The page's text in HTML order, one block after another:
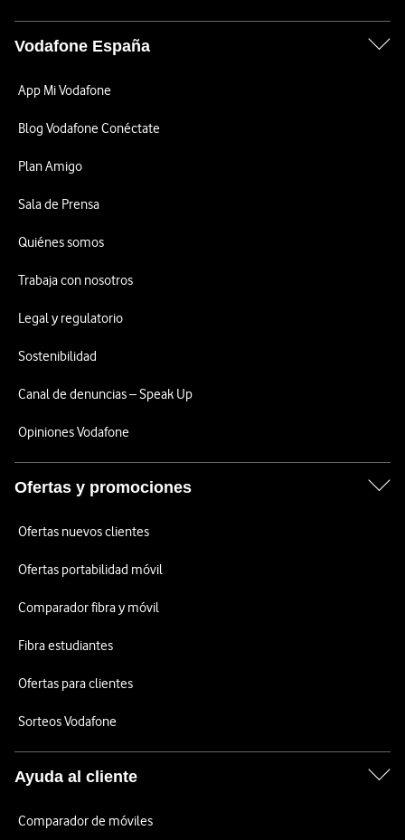
Vodafone España
App Mi Vodafone
Blog Vodafone Conéctate
Plan Amigo
Sala de Prensa
Quiénes somos
Trabaja con nosotros
Legal y regulatorio
Sostenibilidad
Canal de denuncias – Speak Up
Opiniones Vodafone
Ofertas y promociones
Ofertas nuevos clientes
Ofertas portabilidad móvil
Comparador fibra y móvil
Fibra estudiantes
Ofertas para clientes
Sorteos Vodafone
Ayuda al cliente
Comparador de móviles